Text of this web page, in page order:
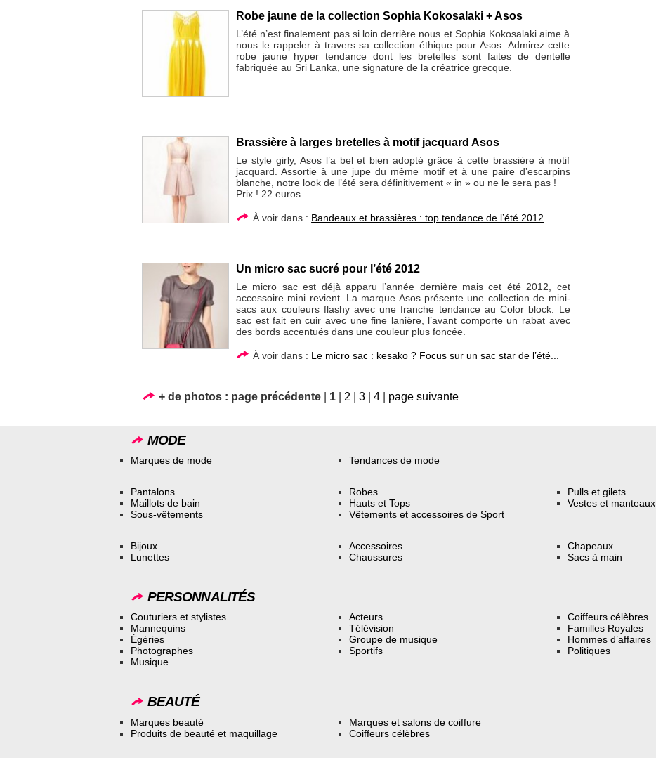
Robe jaune de la collection Sophia Kokosalaki + Asos
L’été n’est finalement pas si loin derrière nous et Sophia Kokosalaki aime à
nous le rappeler à travers sa collection éthique pour Asos. Admirez cette
robe jaune hyper tendance dont les bretelles sont faites de dentelle
fabriquée au Sri Lanka, une signature de la créatrice grecque.
Brassière à larges bretelles à motif jacquard Asos
Le style girly, Asos l’a bel et bien adopté grâce à cette brassière à motif
jacquard. Assortie à une jupe du même motif et à une paire d’escarpins
blanche, notre look de l’été sera définitivement « in » ou ne le sera pas !
Prix ! 22 euros.
À voir dans : Bandeaux et brassières : top tendance de l’été 2012
Un micro sac sucré pour l’été 2012
Le micro sac est déjà apparu l’année dernière mais cet été 2012, cet
accessoire mini revient. La marque Asos présente une collection de mini-
sacs aux couleurs flashy avec une franche tendance au Color block. Le
sac est fait en cuir avec une fine lanière, l’avant comporte un rabat avec
des bords accentués dans une couleur plus foncée.
À voir dans : Le micro sac : kesako ? Focus sur un sac star de l’été...
+ de photos : page précédente 1 2 3 4 page suivante
MODE
Marques de mode Tendances de mode
Pantalons
Maillots de bain
Sous-vêtements
Robes
Hauts et Tops
Vêtements et accessoires de Sport
Pulls et gilets
Vestes et manteaux
Bijoux
Lunettes
Accessoires
Chaussures
Chapeaux
Sacs à main
PERSONNALITÉS
Couturiers et stylistes
Mannequins
Égéries
Photographes
Musique
Acteurs
Télévision
Groupe de musique
Sportifs
Coiffeurs célèbres
Familles Royales
Hommes d’affaires
Politiques
BEAUTÉ
Marques beauté
Produits de beauté et maquillage
Marques et salons de coiffure
Coiffeurs célèbres